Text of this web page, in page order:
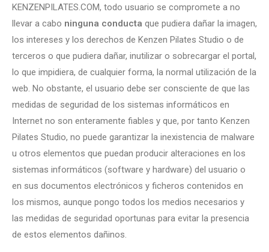
KENZENPILATES.COM, todo usuario se compromete a no
llevar a cabo ninguna conducta que pudiera dañar la imagen,
los intereses y los derechos de Kenzen Pilates Studio o de
terceros o que pudiera dañar, inutilizar o sobrecargar el portal,
lo que impidiera, de cualquier forma, la normal utilización de la
web. No obstante, el usuario debe ser consciente de que las
medidas de seguridad de los sistemas informáticos en
Internet no son enteramente fiables y que, por tanto Kenzen
Pilates Studio, no puede garantizar la inexistencia de malware
u otros elementos que puedan producir alteraciones en los
sistemas informáticos (software y hardware) del usuario o
en sus documentos electrónicos y ficheros contenidos en
los mismos, aunque pongo todos los medios necesarios y
las medidas de seguridad oportunas para evitar la presencia
de estos elementos dañinos.